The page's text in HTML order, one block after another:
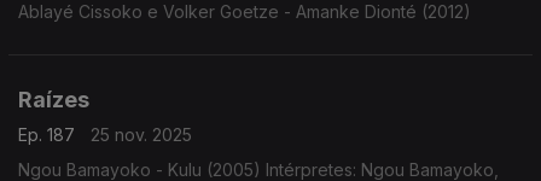
Ablayé Cissoko e Volker Goetze - Amanke Dionté (2012)
Raízes
Ep. 187
25 nov. 2025
Ngou Bamayoko - Kulu (2005) Intérpretes: Ngou Bamayoko,